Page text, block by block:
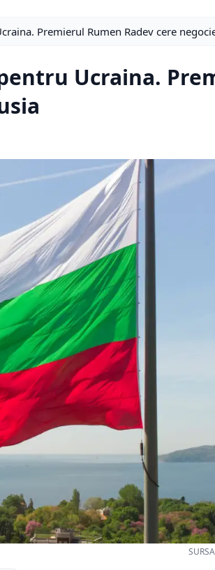
Premierul Rumen Radev cere
Ucraina.